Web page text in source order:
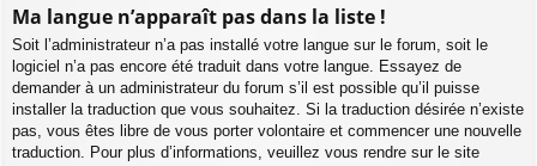
Ma langue n’apparaît pas dans la liste !
Soit l’administrateur n’a pas installé votre langue sur le forum, soit le
logiciel n’a pas encore été traduit dans votre langue. Essayez de
demander à un administrateur du forum s’il est possible qu’il puisse
installer la traduction que vous souhaitez. Si la traduction désirée n’existe
pas, vous êtes libre de vous porter volontaire et commencer une nouvelle
traduction. Pour plus d’informations, veuillez vous rendre sur le site